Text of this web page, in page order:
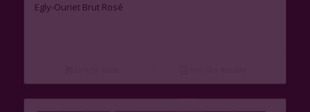
Egly-Ouriet Brut Rosé